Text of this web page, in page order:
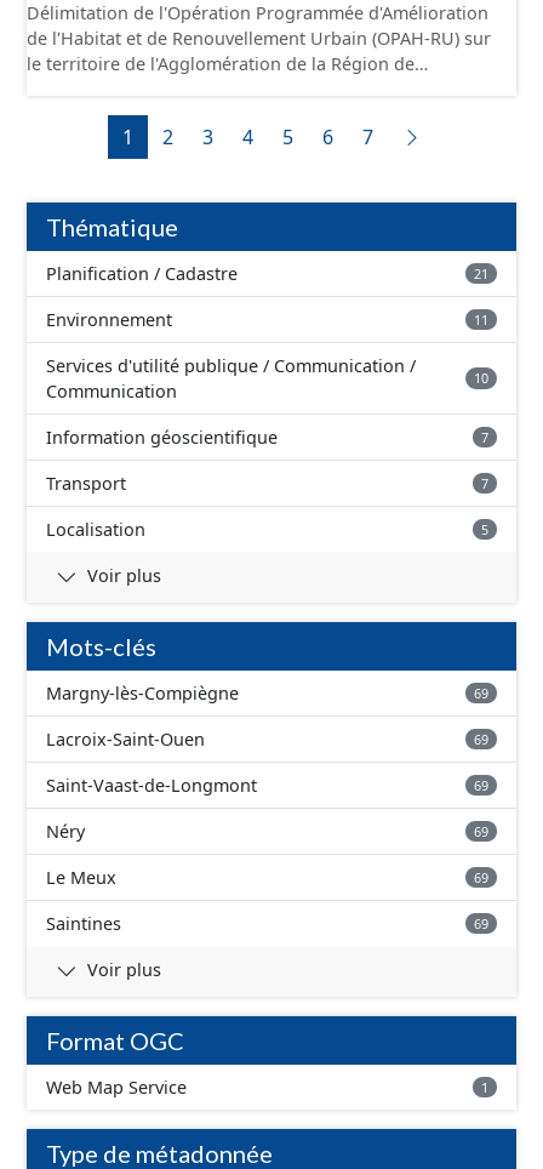
Délimitation de l'Opération Programmée d'Amélioration
de l'Habitat et de Renouvellement Urbain (OPAH-RU) sur
le territoire de l'Agglomération de la Région de
communes de Compiègne et de Margny-lès-Compiègne.
Cette OPAH est opérationnelle jusqu'en juillet 2026 et
elle ne sera pas renouvelée au-delà de cette date.
1 2 3 4 5 6 7
Thématique
Planification / Cadastre 21
Environnement 11
Services d'utilité publique / Communication /
Communication
10
Information géoscientifique 7
Transport 7
Localisation 5
Voir plus
Mots-clés
Margny-lès-Compiègne 69
Lacroix-Saint-Ouen 69
Saint-Vaast-de-Longmont 69
Néry 69
Le Meux 69
Saintines 69
Voir plus
Format OGC
Web Map Service 1
Type de métadonnée